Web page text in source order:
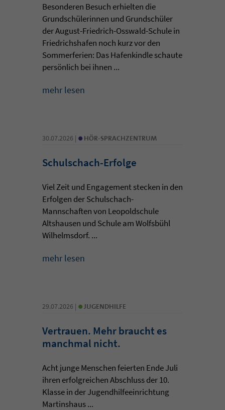
Besonderen Besuch erhielten die
Grundschülerinnen und Grundschüler
der August-Friedrich-Osswald-Schule in
Friedrichshafen noch kurz vor den
Sommerferien: Das Hafenkindle schaute
persönlich bei ihnen ...
mehr lesen
30.07.2026 | • HÖR-SPRACHZENTRUM
Schulschach-Erfolge
Viel Zeit und Engagement stecken in den
Erfolgen der Schulschach-
Mannschaften von Leopoldschule
Altshausen und Schule am Wolfsbühl
Wilhelmsdorf. ...
mehr lesen
29.07.2026 | • JUGENDHILFE
Vertrauen. Mehr braucht es
manchmal nicht.
Acht junge Menschen feierten Ende Juli
ihren erfolgreichen Abschluss der 10.
Klasse in der Jugendhilfeeinrichtung
Martinshaus ...